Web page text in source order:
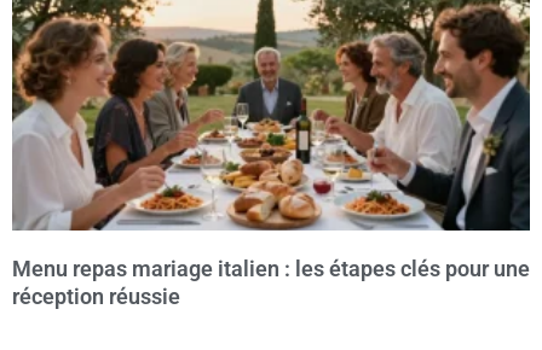
Menu repas mariage italien : les étapes clés pour une
réception réussie